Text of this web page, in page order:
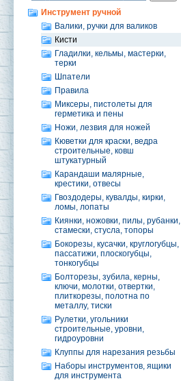
Инструмент ручной
Валики, ручки для валиков
Кисти
Гладилки, кельмы, мастерки,
терки
Шпатели
Правила
Миксеры, пистолеты для
герметика и пены
Ножи, лезвия для ножей
Кюветки для краски, ведра
строительные, ковш
штукатурный
Карандаши малярные,
крестики, отвесы
Гвоздодеры, кувалды, кирки,
ломы, лопаты
Киянки, ножовки, пилы, рубанки,
стамески, стусла, топоры
Бокорезы, кусачки, круглогубцы,
пассатижи, плоскогубцы,
тонкогубцы
Болторезы, зубила, керны,
ключи, молотки, отвертки,
плиткорезы, полотна по
металлу, тиски
Рулетки, угольники
строительные, уровни,
гидроуровни
Клуппы для нарезания резьбы
Наборы инструментов, ящики
для инструмента